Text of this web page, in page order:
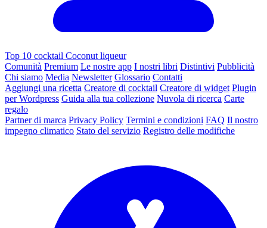
Top 10 cocktail Coconut liqueur
Comunità Premium Le nostre app I nostri libri Distintivi Pubblicità
Chi siamo Media Newsletter Glossario Contatti
Aggiungi una ricetta Creatore di cocktail Creatore di widget Plugin
per Wordpress Guida alla tua collezione Nuvola di ricerca Carte
regalo
Partner di marca Privacy Policy Termini e condizioni FAQ Il nostro
impegno climatico Stato del servizio Registro delle modifiche